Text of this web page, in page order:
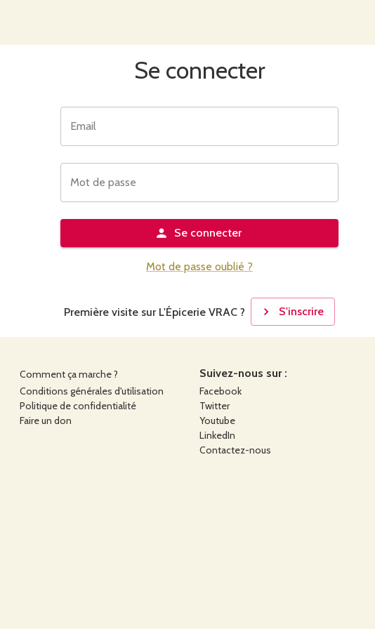
Se connecter
Email
Mot de passe
Se connecter
Mot de passe oublié ?
Première visite sur L'Épicerie VRAC ? S'inscrire
Comment ça marche ?
Conditions générales d'utilisation
Politique de confidentialité
Faire un don
Suivez-nous sur :
Facebook
Twitter
Youtube
LinkedIn
Contactez-nous